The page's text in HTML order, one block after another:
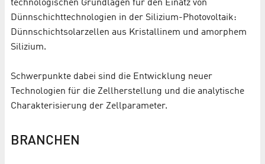
technologischen Grundlagen für den Einatz von
Dünnschichttechnologien in der Silizium-Photovoltaik:
Dünnschichtsolarzellen aus Kristallinem und amorphem
Silizium.
Schwerpunkte dabei sind die Entwicklung neuer
Technologien für die Zellherstellung und die analytische
Charakterisierung der Zellparameter.
BRANCHEN